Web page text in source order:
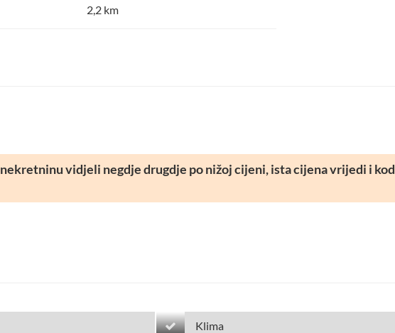
2,2 km
vidjeli negdje drugdje po nižoj cijeni, ista cijena vrijedi i kod
Klima